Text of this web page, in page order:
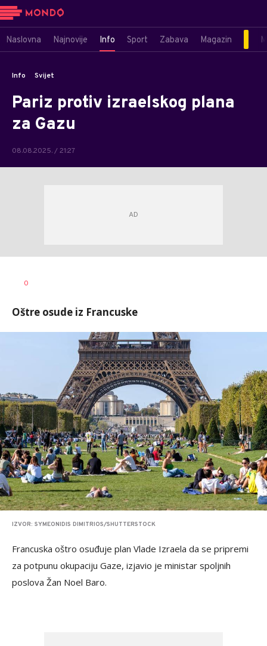
Naslovna Najnovije Info Sport Zabava Magazin
Info Svijet
Pariz protiv izraelskog plana
za Gazu
08.08.2025. / 21:27
AUTOR
0
Oštre osude iz Francuske
IZVOR: SYMEONIDIS DIMITRIOS/SHUTTERSTOCK
Francuska oštro osuđuje plan Vlade Izraela da se pripremi
za potpunu okupaciju Gaze, izjavio je ministar spoljnih
poslova Žan Noel Baro.